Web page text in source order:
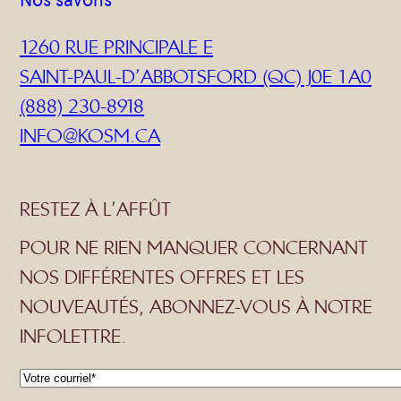
1260 RUE PRINCIPALE E
SAINT-PAUL-D’ABBOTSFORD (QC) J0E 1A0
(888) 230-8918
INFO@KOSM.CA
RESTEZ À L’AFFÛT
POUR NE RIEN MANQUER CONCERNANT
NOS DIFFÉRENTES OFFRES ET LES
NOUVEAUTÉS, ABONNEZ-VOUS À NOTRE
INFOLETTRE.
C